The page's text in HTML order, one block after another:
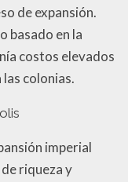
de expansión.
basado en la
costos elevados
colonias.
imperial
riqueza y